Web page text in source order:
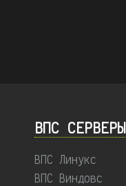
ВПС СЕРВЕРЫ
ВПС Линукс
ВПС Виндовс